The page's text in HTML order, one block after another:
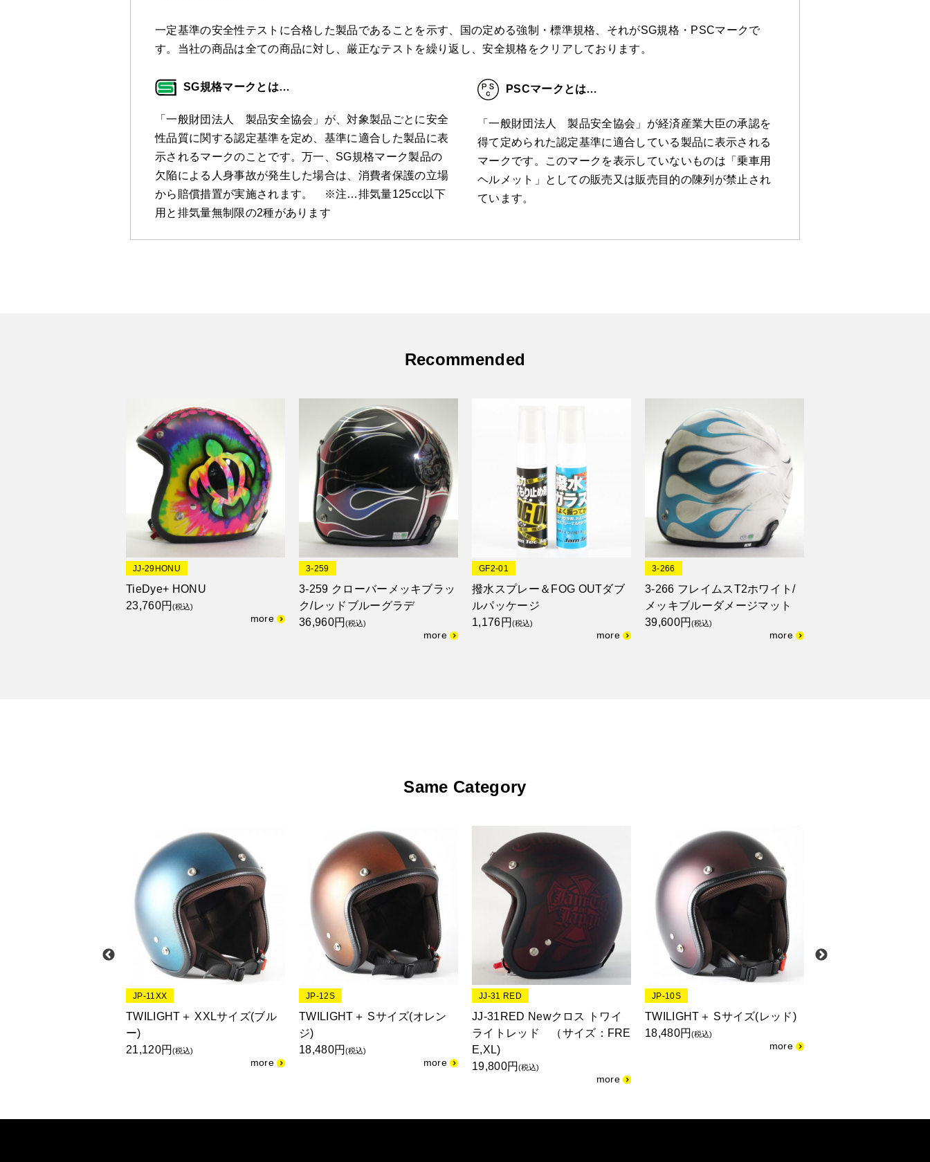
一定基準の安全性テストに合格した製品であることを示す、国の定める強制・標準規格、それがSG規格・PSCマークで
す。当社の商品は全ての商品に対し、厳正なテストを繰り返し、安全規格をクリアしております。
SG規格マークとは…
「一般財団法人 製品安全協会」が、対象製品ごとに安全
性品質に関する認定基準を定め、基準に適合した製品に表
示されるマークのことです。万一、SG規格マーク製品の
欠陥による人身事故が発生した場合は、消費者保護の立場
から賠償措置が実施されます。 ※注…排気量125cc以下
用と排気量無制限の2種があります
PSCマークとは…
「一般財団法人 製品安全協会」が経済産業大臣の承認を
得て定められた認定基準に適合している製品に表示される
マークです。このマークを表示していないものは「乗車用
ヘルメット」としての販売又は販売目的の陳列が禁止され
ています。
Recommended
JJ-29HONU
TieDye+ HONU
23,760円(税込)
3-259
3-259 クローバーメッキブラッ
ク/レッドブルーグラデ
36,960円(税込)
GF2-01
撥水スプレー＆FOG OUTダブ
ルパッケージ
1,176円 (税込)
3-266
3-266 フレイムスT2ホワイト/
メッキブルーダメージマット
39,600円(税込)
Same Category
JP-11XX
TWILIGHT＋ XXLサイズ(ブル
ー)
21,120円(税込)
JP-12S
TWILIGHT＋ Sサイズ(オレン
ジ)
18,480円(税込)
JJ-31 RED
JJ-31RED Newクロス トワイ
ライトレッド （サイズ：FRE
E,XL)
19,800円(税込)
JP-10S
TWILIGHT＋ Sサイズ(レッド)
18,480円(税込)